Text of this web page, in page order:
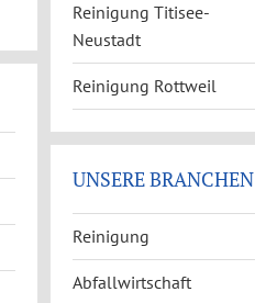
Reinigung Titisee-
Neustadt
Reinigung Rottweil
UNSERE BRANCHEN
Reinigung
Abfallwirtschaft